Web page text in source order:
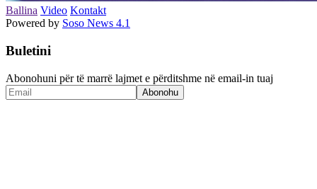
Ballina Video Kontakt
Powered by Soso News 4.1
Buletini
Abonohuni për të marrë lajmet e përditshme në email-in tuaj
Abonohu